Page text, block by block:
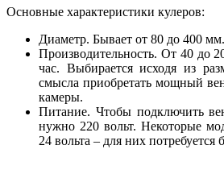
Основные характеристики кулеров:
Диаметр. Бывает от 80 до 400 мм.
Производительность. От 40 до
час. Выбирается исходя из
смысла приобретать мощный
камеры.
Питание. Чтобы подключить
нужно 220 вольт. Некоторые
24 вольта – для них потребуется